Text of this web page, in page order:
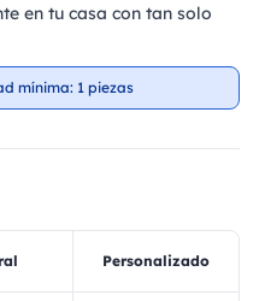
en tu casa con tan solo
mínima: 1 piezas
Personalizado